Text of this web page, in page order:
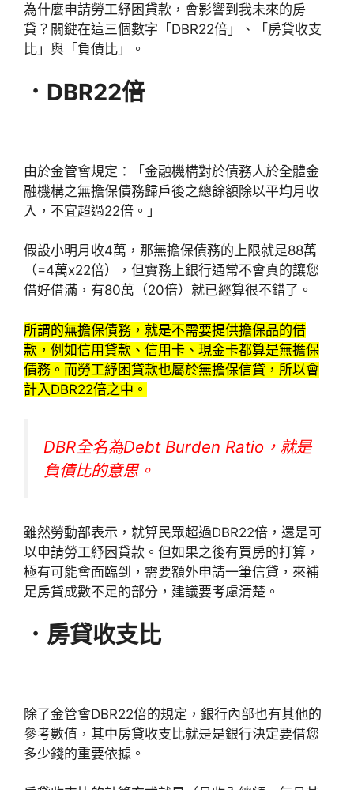
為什麼申請勞工紓困貸款，會影響到我未來的房
貸？關鍵在這三個數字「DBR22倍」、「房貸收支
比」與「負債比」。
．DBR22倍
由於金管會規定：「金融機構對於債務人於全體金
融機構之無擔保債務歸戶後之總餘額除以平均月收
入，不宜超過22倍。」
假設小明月收4萬，那無擔保債務的上限就是88萬
（=4萬x22倍），但實務上銀行通常不會真的讓您
借好借滿，有80萬（20倍）就已經算很不錯了。
所謂的無擔保債務，就是不需要提供擔保品的借
款，例如信用貸款、信用卡、現金卡都算是無擔保
債務。而勞工紓困貸款也屬於無擔保信貸，所以會
計入DBR22倍之中。
DBR全名為Debt Burden Ratio，就是
負債比的意思。
雖然勞動部表示，就算民眾超過DBR22倍，還是可
以申請勞工紓困貸款。但如果之後有買房的打算，
極有可能會面臨到，需要額外申請一筆信貸，來補
足房貸成數不足的部分，建議要考慮清楚。
．房貸收支比
除了金管會DBR22倍的規定，銀行內部也有其他的
參考數值，其中房貸收支比就是是銀行決定要借您
多少錢的重要依據。